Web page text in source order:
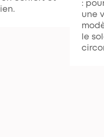
:
une
le